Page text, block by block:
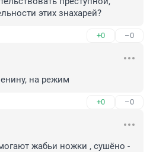
этих знахарей?
+0 –0
на режим
+0 –0
жабьи ножки , сушёно -